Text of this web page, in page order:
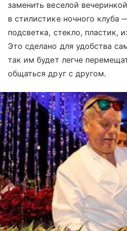
заменить веселой
в стилистике ночного клуба
подсветка, стекло, пластик,
Это сделано для удобства
так им будет легче
общаться друг с другом.